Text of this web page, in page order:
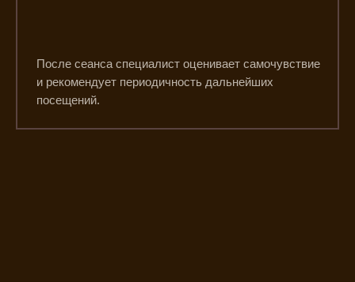
После сеанса специалист оценивает самочувствие
и рекомендует периодичность дальнейших
посещений.